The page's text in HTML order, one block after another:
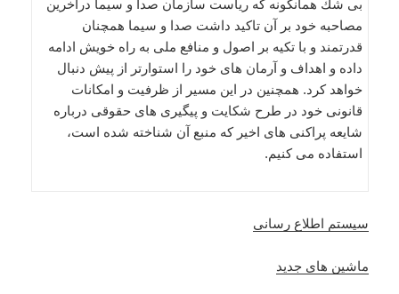
بی شك همانگونه كه ریاست سازمان صدا و سیما درآخرین
مصاحبه خود بر آن تاكید داشت صدا و سیما همچنان
قدرتمند و با تكیه بر اصول و منافع ملی به راه خویش ادامه
داده و اهداف و آرمان های خود را استوارتر از پیش دنبال
خواهد كرد. همچنین در این مسیر از ظرفیت و امكانات
قانونی خود در طرح شكایت و پیگیری های حقوقی درباره
شایعه پراكنی های اخیر كه منبع آن شناخته شده است،
استفاده می كنیم.
سیستم اطلاع رسانی
ماشین های جدید